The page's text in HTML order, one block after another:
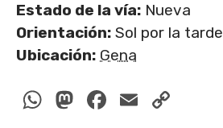
Estado de la vía: Nueva
Orientación: Sol por la tarde
Ubicación: Gena
WhatsApp
Mastodon
Facebook
Email